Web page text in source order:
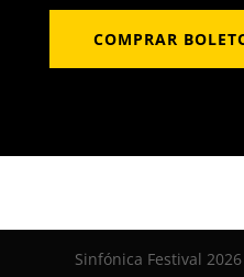
COMPRAR
Sinfónica Festival